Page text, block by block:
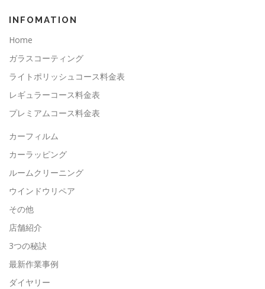
INFOMATION
Home
ガラスコーティング
ライトポリッシュコース料金表
レギュラーコース料金表
プレミアムコース料金表
カーフィルム
カーラッピング
ルームクリーニング
ウインドウリペア
その他
店舗紹介
3つの秘訣
最新作業事例
ダイヤリー